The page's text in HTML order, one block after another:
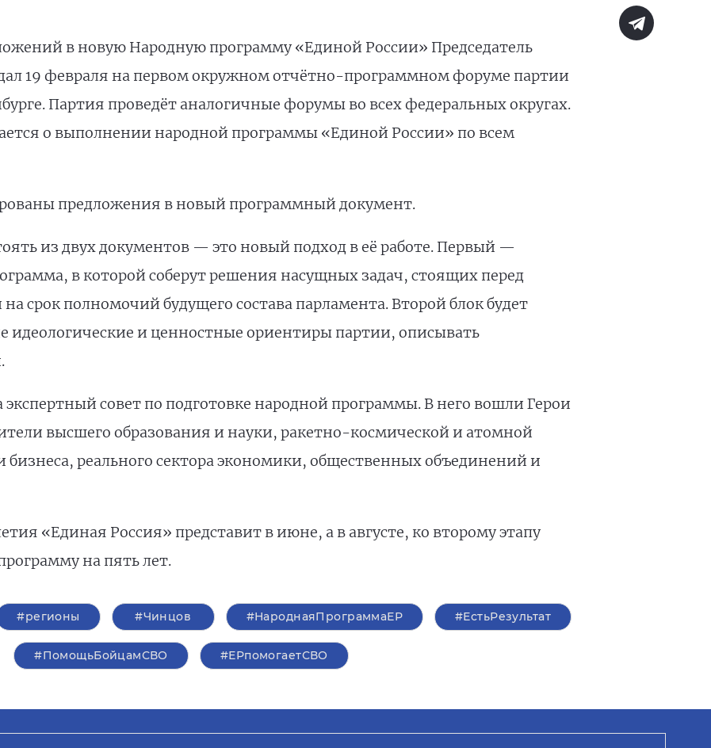
в новую Народную программу «Единой России» Председатель
19 февраля на первом окружном отчётно-программном форуме партии
Партия проведёт аналогичные форумы во всех федеральных округах.
о выполнении народной программы «Единой России» по всем
предложения в новый программный документ.
из двух документов — это новый подход в её работе. Первый —
в которой соберут решения насущных задач, стоящих перед
срок полномочий будущего состава парламента. Второй блок будет
идеологические и ценностные ориентиры партии, описывать
экспертный совет по подготовке народной программы. В него вошли Герои
высшего образования и науки, ракетно-космической и атомной
реального сектора экономики, общественных объединений и
«Единая Россия» представит в июне, а в августе, ко второму этапу
на пять лет.
#регионы #Чинцов #НароднаяПрограммаЕР #ЕстьРезультат
#ПомощьБойцамСВО #ЕРпомогаетСВО